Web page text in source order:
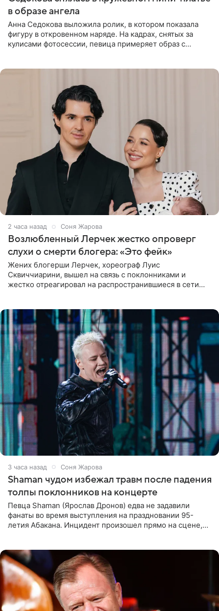
в образе ангела
Анна Седокова выложила ролик, в котором показала
фигуру в откровенном наряде. На кадрах, снятых за
кулисами фотосессии, певица примеряет образ с
2 часа назад Соня Жарова
Возлюбленный Лерчек жестко опроверг
слухи о смерти блогера: «Это фейк»
Жених блогерши Лерчек, хореограф Луис
Сквиччиарини, вышел на связь с поклонниками и
жестко отреагировал на распространившиеся в сети
3 часа назад Соня Жарова
Shaman чудом избежал травм после падения
толпы поклонников на концерте
Певца Shaman (Ярослав Дронов) едва не задавили
фанаты во время выступления на праздновании 95-
летия Абакана. Инцидент произошел прямо на сцене,